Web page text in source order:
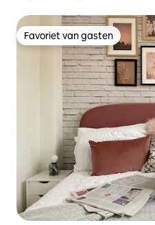
Favoriet van gasten
Favoriet van gasten